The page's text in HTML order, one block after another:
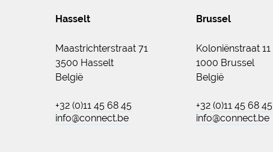
Hasselt
Maastrichterstraat 71
3500 Hasselt
België
+32 (0)11 45 68 45
info@connect.be
Brussel
Koloniënstraat 11
1000 Brussel
België
+32 (0)11 45 68 45
info@connect.be